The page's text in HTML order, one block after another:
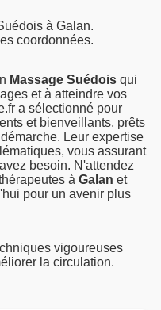
à Galan.
coordonnées.
Massage Suédois qui
et à atteindre vos
a sélectionné pour
et bienveillants, prêts
Leur expertise
vous assurant
besoin. N'attendez
à Galan et
pour un avenir plus
vigoureuses
la circulation.